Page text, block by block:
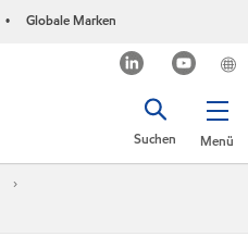
• Globale Marken
Menü
Suchen